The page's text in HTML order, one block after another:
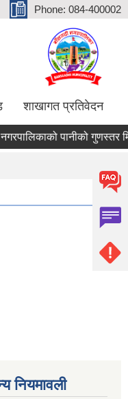
Phone: 084-400002
शाखागत प्रतिवेदन
पानीको गुणस्तर
नियमावली